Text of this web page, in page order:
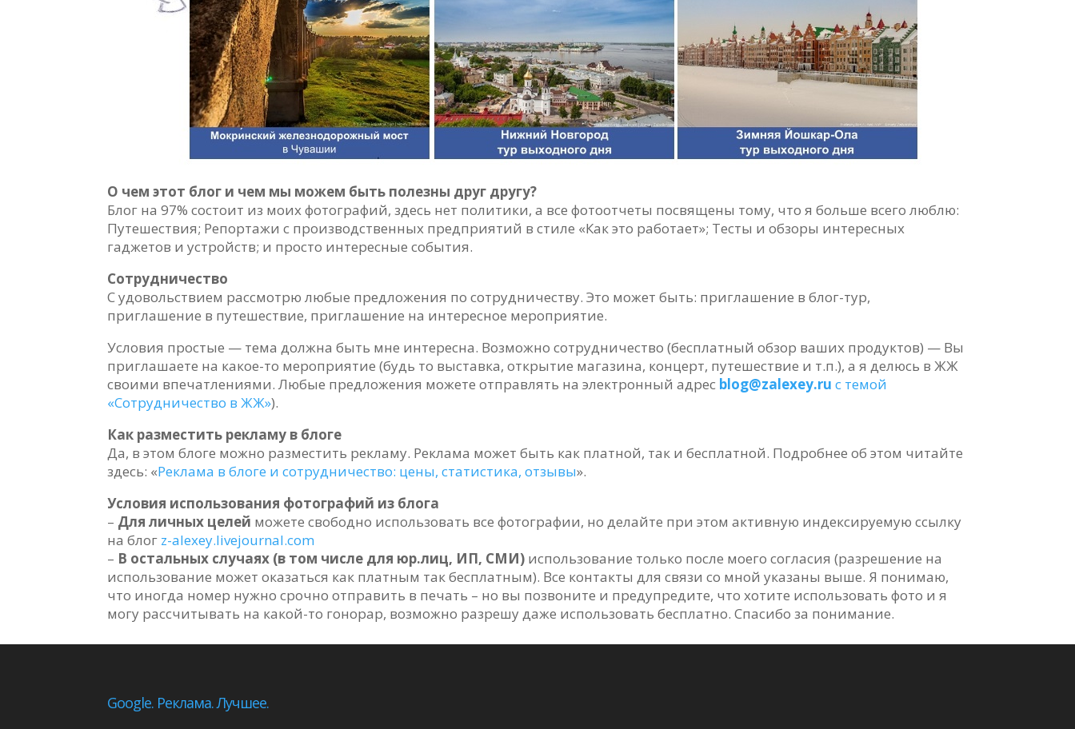
О чем этот блог и чем мы можем быть полезны друг другу?
Блог на 97% состоит из моих фотографий, здесь нет политики, а все фотоотчеты посвящены тому, что я больше всего люблю:
Путешествия; Репортажи с производственных предприятий в стиле «Как это работает»; Тесты и обзоры интересных
гаджетов и устройств; и просто интересные события.
Сотрудничество
С удовольствием рассмотрю любые предложения по сотрудничеству. Это может быть: приглашение в блог-тур,
приглашение в путешествие, приглашение на интересное мероприятие.
Условия простые — тема должна быть мне интересна. Возможно сотрудничество (бесплатный обзор ваших продуктов) — Вы
приглашаете на какое-то мероприятие (будь то выставка, открытие магазина, концерт, путешествие и т.п.), а я делюсь в ЖЖ
своими впечатлениями. Любые предложения можете отправлять на электронный адрес blog@zalexey.ru с темой
«Сотрудничество в ЖЖ»).
Как разместить рекламу в блоге
Да, в этом блоге можно разместить рекламу. Реклама может быть как платной, так и бесплатной. Подробнее об этом читайте
здесь: «Реклама в блоге и сотрудничество: цены, статистика, отзывы».
Условия использования фотографий из блога
– Для личных целей можете свободно использовать все фотографии, но делайте при этом активную индексируемую ссылку
на блог z-alexey.livejournal.com
– В остальных случаях (в том числе для юр.лиц, ИП, СМИ) использование только после моего согласия (разрешение на
использование может оказаться как платным так бесплатным). Все контакты для связи со мной указаны выше. Я понимаю,
что иногда номер нужно срочно отправить в печать – но вы позвоните и предупредите, что хотите использовать фото и я
могу рассчитывать на какой-то гонорар, возможно разрешу даже использовать бесплатно. Спасибо за понимание.
Google. Реклама. Лучшее.